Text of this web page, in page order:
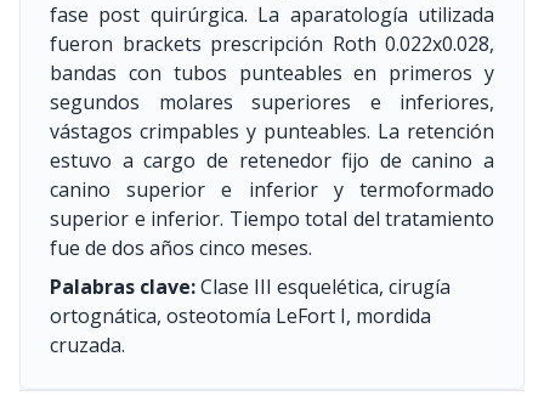
fase post quirúrgica. La aparatología utilizada
fueron brackets prescripción Roth 0.022x0.028,
bandas con tubos punteables en primeros y
segundos molares superiores e inferiores,
vástagos crimpables y punteables. La retención
estuvo a cargo de retenedor fijo de canino a
canino superior e inferior y termoformado
superior e inferior. Tiempo total del tratamiento
fue de dos años cinco meses.
Palabras clave:Clase III esquelética, cirugía
ortognática, osteotomía LeFort I, mordida
cruzada.